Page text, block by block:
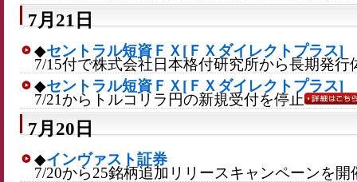
7月21日
◆セントラル短資ＦＸ[ＦＸダイレクトプラス]
7/15付で株式会社日本格付研究所から長期発行
◆セントラル短資ＦＸ[ＦＸダイレクトプラス]
7/21からトルコリラ円の新規受付を停止
7月20日
◆インヴァスト証券
7/20から25銘柄追加リリースキャンペーンを開